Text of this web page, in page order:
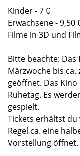
Kinder - 7 €
Erwachsene - 9,50
Filme in 3D und
Bitte beachte:
Märzwoche bis
geöffnet. Das
Ruhetag. Es
gespielt.
Tickets erhältst
Regel ca. eine
Vorstellung öffnet.